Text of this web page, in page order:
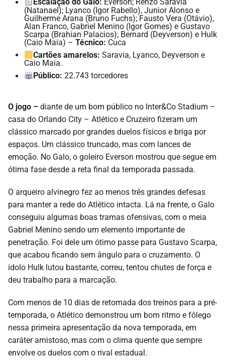
Escalação do Galo: Everson; Renzo Saravia
(Natanael); Lyanco (Igor Rabello), Junior Alonso e
Guilherme Arana (Bruno Fuchs); Fausto Vera (Otávio),
Alan Franco, Gabriel Menino (Igor Gomes) e Gustavo
Scarpa (Brahian Palacios); Bernard (Deyverson) e Hulk
(Caio Maia) – Técnico: Cuca
Cartões amarelos: Saravia, Lyanco, Deyverson e
Caio Maia.
Público: 22.743 torcedores
O jogo – diante de um bom público no Inter&Co Stadium –
casa do Orlando City – Atlético e Cruzeiro fizeram um
clássico marcado por grandes duelos físicos e briga por
espaços. Um clássico truncado, mas com lances de
emoção. No Galo, o goleiro Everson mostrou que segue em
ótima fase desde a reta final da temporada passada.
O arqueiro alvinegro fez ao menos três grandes defesas
para manter a rede do Atlético intacta. Lá na frente, o Galo
conseguiu algumas boas tramas ofensivas, com o meia
Gabriel Menino sendo um elemento importante de
penetração. Foi dele um ótimo passe para Gustavo Scarpa,
que acabou ficando sem ângulo para o cruzamento. O
ídolo Hulk lutou bastante, correu, tentou chutes de força e
deu trabalho para a marcação.
Com menos de 10 dias de retomada dos treinos para a pré-
temporada, o Atlético demonstrou um bom ritmo e fôlego
nessa primeira apresentação da nova temporada, em
caráter amistoso, mas com o clima quente que sempre
envolve os duelos com o rival estadual.